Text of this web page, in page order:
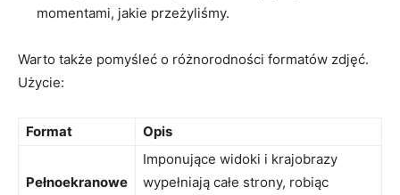
momentami, jakie przeżyliśmy.
Warto także ⁣pomyśleć o różnorodności formatów zdjęć.
Użycie:
Format Opis
Pełnoekranowe
Imponujące widoki i krajobrazy
wypełniają całe strony, robiąc